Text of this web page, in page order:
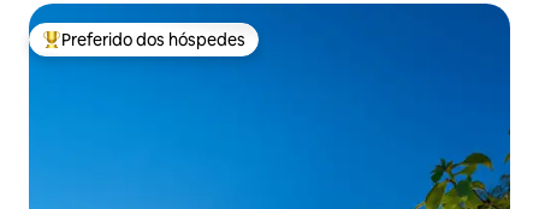
Entre os melhores preferidos dos hóspedes
Preferido dos hóspedes